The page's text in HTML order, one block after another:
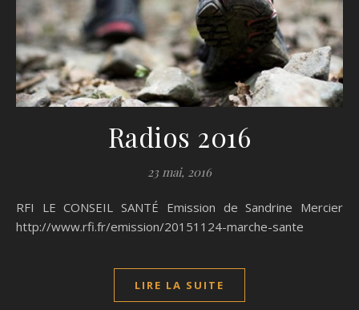
Radios 2016
23 mai, 2016
RFI LE CONSEIL SANTÉ Emission de Sandrine Mercier
http://www.rfi.fr/emission/20151124-marche-sante
LIRE LA SUITE